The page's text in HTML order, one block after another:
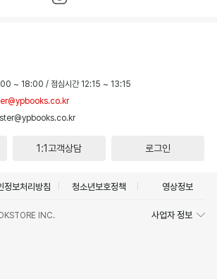
~ 18:00 / 점심시간 12:15 ~ 13:15
1:1고객상담 로그인
정보처리방침 청소년보호정책 영상정보
INC. 사업자 정보